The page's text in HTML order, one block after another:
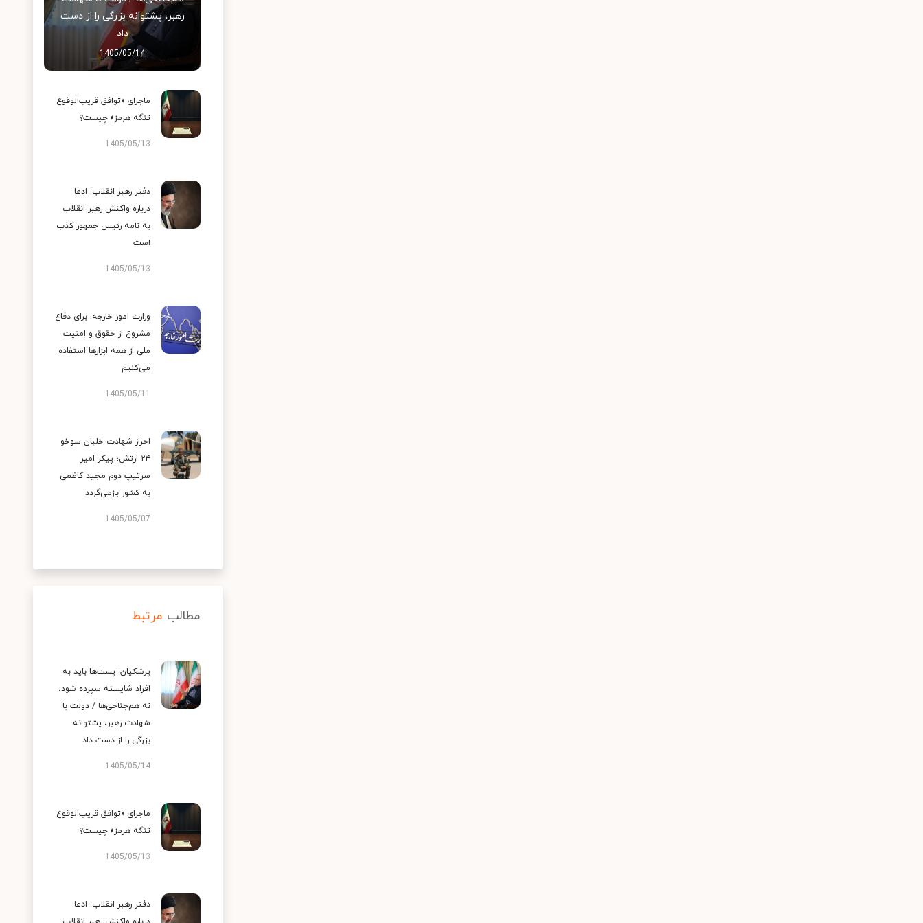
رهبر، پشتوانه بزرگی را از دست
داد
1405/05/14
ماجرای «توافق قریب‌الوقوع
تنگه هرمز» چیست؟
1405/05/13
دفتر رهبر انقلاب: ادعا
درباره واکنش رهبر انقلاب
به نامه رئیس جمهور کذب
است
1405/05/13
وزارت امور خارجه: برای دفاع
مشروع از حقوق و امنیت
ملی از همه ابزارها استفاده
می‌کنیم
1405/05/11
احراز شهادت خلبان سوخو
۲۴ ارتش؛ پیکر امیر
سرتیپ دوم مجید کاظمی
به کشور بازمی‌گردد
1405/05/07
مطالب مرتبط
پزشکیان: پست‌ها باید به
افراد شایسته سپرده شود،
نه هم‌جناحی‌ها / دولت با
شهادت رهبر، پشتوانه
بزرگی را از دست داد
1405/05/14
ماجرای «توافق قریب‌الوقوع
تنگه هرمز» چیست؟
1405/05/13
دفتر رهبر انقلاب: ادعا